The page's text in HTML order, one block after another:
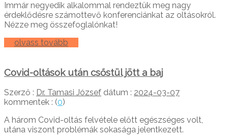
Immár negyedik alkalommal rendeztük meg nagy
érdeklődésre számottevő konferenciánkat az oltásokról.
Nézze meg összefoglalónkat!
olvass tovább
Covid-oltások után csőstül jött a baj
Szerző : Dr. Tamasi József dátum : 2024-03-07
kommentek : (0)
A három Covid-oltás felvétele előtt egészséges volt,
utána viszont problémák sokasága jelentkezett.